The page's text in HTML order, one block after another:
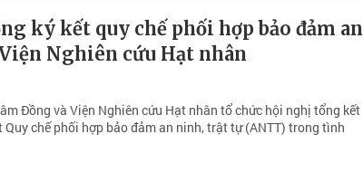
ký kết quy chế phối hợp bảo đảm an
Nghiên cứu Hạt nhân
Đồng và Viện Nghiên cứu Hạt nhân tổ chức hội nghị tổng kết
chế phối hợp bảo đảm an ninh, trật tự (ANTT) trong tình